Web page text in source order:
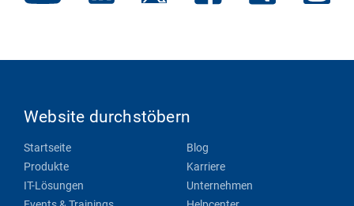
Website durchstöbern
Startseite
Produkte
IT-Lösungen
Blog
Karriere
Unternehmen